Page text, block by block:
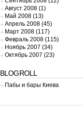
Август 2008(1)
Май 2008(13)
Апрель 2008(45)
Март 2008(117)
Февраль 2008(115)
Ноябрь 2007 (34)
Октябрь 2007 (23)
BLOGROLL
Пабы и бары Киева